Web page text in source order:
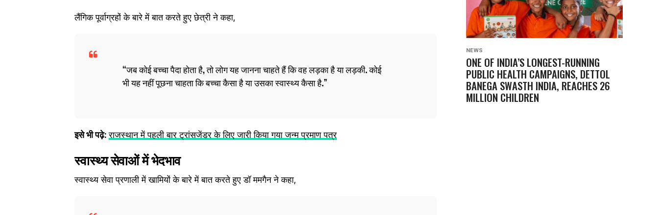
लैंगिक पूर्वाग्रहों के बारे में बात करते हुए छेत्री ने कहा,
जब कोई बच्चा पैदा होता है, तो लोग यह जानना चाहते हैं कि वह लड़का है या लड़की. कोई
भी यह नहीं पूछना चाहता कि बच्चा कैसा है या उसका स्वास्थ्य कैसा है.
इसे भी पढ़े:राजस्थान में पहली बार ट्रांसजेंडर के लिए जारी किया गया जन्म प्रमाण पत्र
स्वास्थ्य सेवाओं में भेदभाव
स्वास्थ्य सेवा प्रणाली में खामियों के बारे में बात करते हुए डॉ ममगैन ने कहा,
NEWS
ONE OF INDIA’S LONGEST-RUNNING
PUBLIC HEALTH CAMPAIGNS, DETTOL
BANEGA SWASTH INDIA, REACHES 26
MILLION CHILDREN